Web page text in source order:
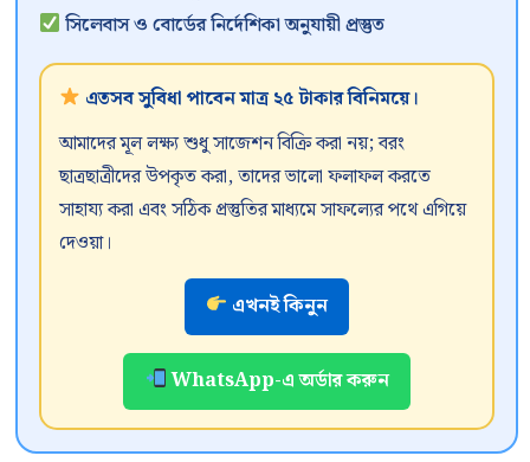
সিলেবাস ও বোর্ডের নির্দেশিকা অনুযায়ী প্রস্তুত
এতসব সুবিধা পাবেন মাত্র ২৫ টাকার বিনিময়ে।
আমাদের মূল লক্ষ্য শুধু সাজেশন বিক্রি করা নয়; বরং
ছাত্রছাত্রীদের উপকৃত করা, তাদের ভালো ফলাফল করতে
সাহায্য করা এবং সঠিক প্রস্তুতির মাধ্যমে সাফল্যের পথে এগিয়ে
দেওয়া।
এখনই কিনুন
WhatsApp-এ অর্ডার করুন